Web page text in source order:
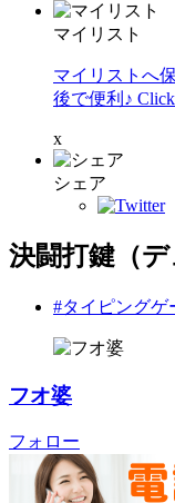
マイリスト
マイリストへ
後で便利♪
x
シェア
決闘打鍵（
#タイピングゲ
フオ婆
フォロー